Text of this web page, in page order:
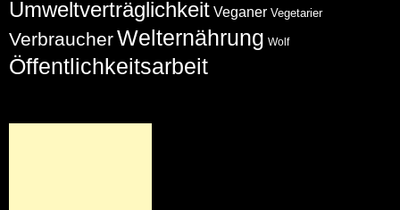
Umweltverträglichkeit Veganer Vegetarier
VerbraucherWelternährung Wolf
Öffentlichkeitsarbeit